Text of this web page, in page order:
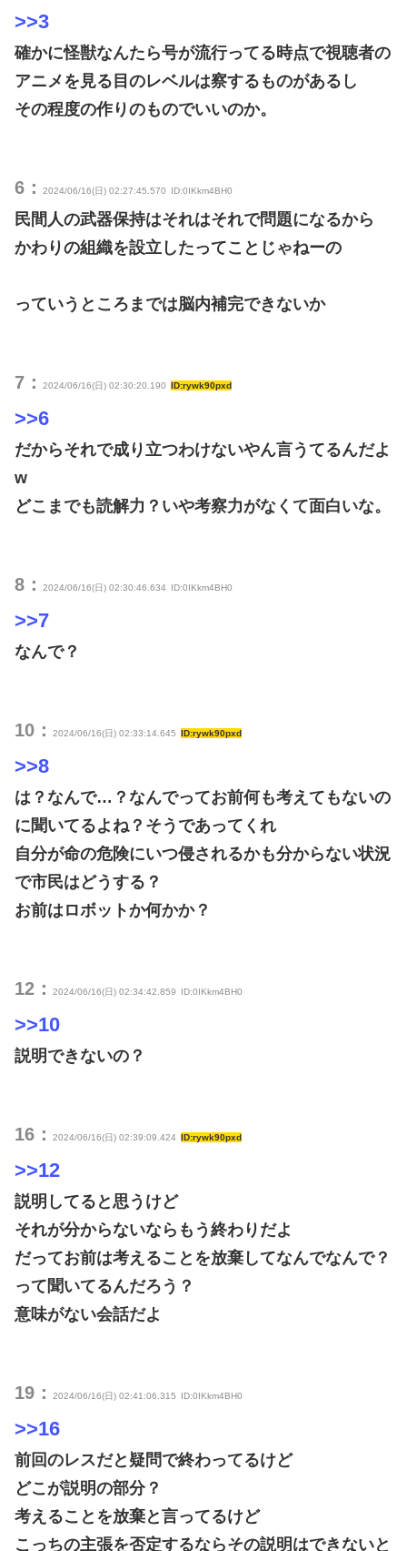
>>3
確かに怪獣なんたら号が流行ってる時点で視聴者の
アニメを見る目のレベルは察するものがあるし
その程度の作りのものでいいのか。
6： 2024/06/16(日) 02:27:45.570 ID:0IKkm4BH0
民間人の武器保持はそれはそれで問題になるから
かわりの組織を設立したってことじゃねーの
っていうところまでは脳内補完できないか
7： 2024/06/16(日) 02:30:20.190 ID:rywk90pxd
>>6
だからそれで成り立つわけないやん言うてるんだよ
w
どこまでも読解力？いや考察力がなくて面白いな。
8： 2024/06/16(日) 02:30:46.634 ID:0IKkm4BH0
>>7
なんで？
10： 2024/06/16(日) 02:33:14.645 ID:rywk90pxd
>>8
は？なんで…？なんでってお前何も考えてもないの
に聞いてるよね？そうであってくれ
自分が命の危険にいつ侵されるかも分からない状況
で市民はどうする？
お前はロボットか何かか？
12： 2024/06/16(日) 02:34:42.859 ID:0IKkm4BH0
>>10
説明できないの？
16： 2024/06/16(日) 02:39:09.424 ID:rywk90pxd
>>12
説明してると思うけど
それが分からないならもう終わりだよ
だってお前は考えることを放棄してなんでなんで？
って聞いてるんだろう？
意味がない会話だよ
19： 2024/06/16(日) 02:41:06.315 ID:0IKkm4BH0
>>16
前回のレスだと疑問で終わってるけど
どこが説明の部分？
考えることを放棄と言ってるけど
こっちの主張を否定するならその説明はできないと